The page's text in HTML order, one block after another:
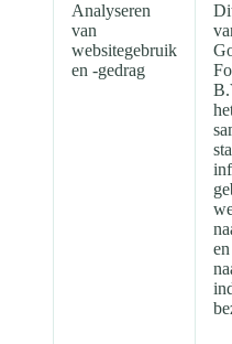
Analyseren
van
websitegebruik
en -gedrag